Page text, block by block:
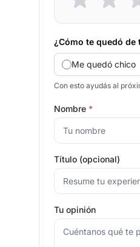
¿Cómo te quedó de
Me quedó chico
Con esto ayudás al
Nombre *
Título (opcional)
Tu opinión